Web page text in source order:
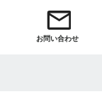
お問い合わせ